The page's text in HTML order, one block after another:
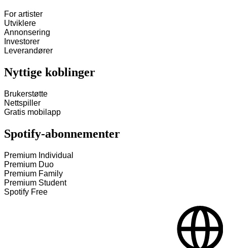
For artister
Utviklere
Annonsering
Investorer
Leverandører
Nyttige koblinger
Brukerstøtte
Nettspiller
Gratis mobilapp
Spotify-abonnementer
Premium Individual
Premium Duo
Premium Family
Premium Student
Spotify Free